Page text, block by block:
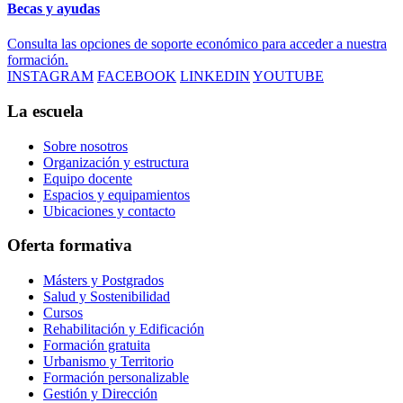
Becas y ayudas
Consulta las opciones de soporte económico para acceder a nuestra
formación.
INSTAGRAM FACEBOOK LINKEDIN YOUTUBE
La escuela
Sobre nosotros
Organización y estructura
Equipo docente
Espacios y equipamientos
Ubicaciones y contacto
Oferta formativa
Másters y Postgrados
Salud y Sostenibilidad
Cursos
Rehabilitación y Edificación
Formación gratuita
Urbanismo y Territorio
Formación personalizable
Gestión y Dirección